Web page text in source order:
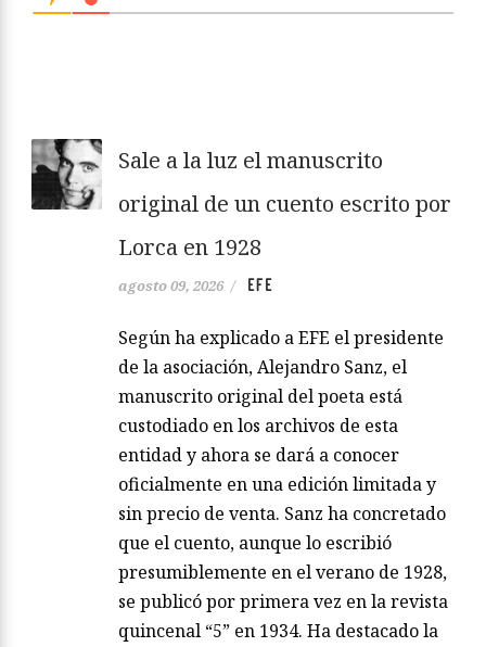
Sale a la luz el manuscrito
original de un cuento escrito por
Lorca en 1928
agosto 09, 2026 / EFE
Según ha explicado a EFE el presidente
de la asociación, Alejandro Sanz, el
manuscrito original del poeta está
custodiado en los archivos de esta
entidad y ahora se dará a conocer
oficialmente en una edición limitada y
sin precio de venta. Sanz ha concretado
que el cuento, aunque lo escribió
presumiblemente en el verano de 1928,
se publicó por primera vez en la revista
quincenal “5” en 1934. Ha destacado la